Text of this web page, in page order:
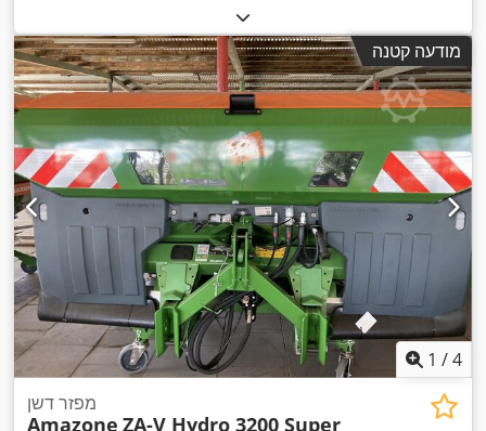
מודעה קטנה
1 /4
מפזר דשן
Amazone ZA-V Hydro 3200 Super